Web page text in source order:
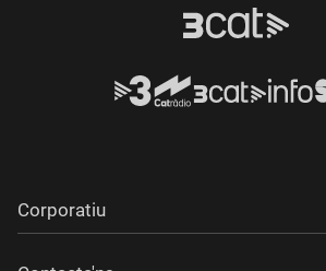
Corporatiu